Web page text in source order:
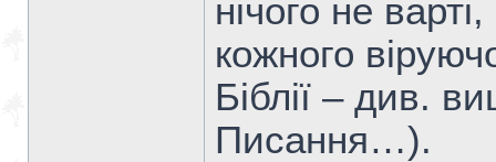
нічого не
кожного
Біблії – див.
Писання…).